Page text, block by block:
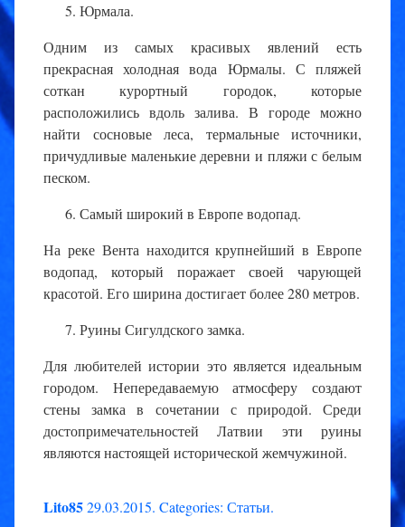
Юрмала.
Одним из самых красивых явлений есть
прекрасная холодная вода Юрмалы. С пляжей
соткан курортный городок, которые
расположились вдоль залива. В городе можно
найти сосновые леса, термальные источники,
причудливые маленькие деревни и пляжи с белым
песком.
Самый широкий в Европе водопад.
На реке Вента находится крупнейший в Европе
водопад, который поражает своей чарующей
красотой. Его ширина достигает более 280 метров.
Руины Сигулдского замка.
Для любителей истории это является идеальным
городом. Непередаваемую атмосферу создают
стены замка в сочетании с природой. Среди
достопримечательностей Латвии эти руины
являются настоящей исторической жемчужиной.
Lito8529.03.2015. Categories: Статьи.